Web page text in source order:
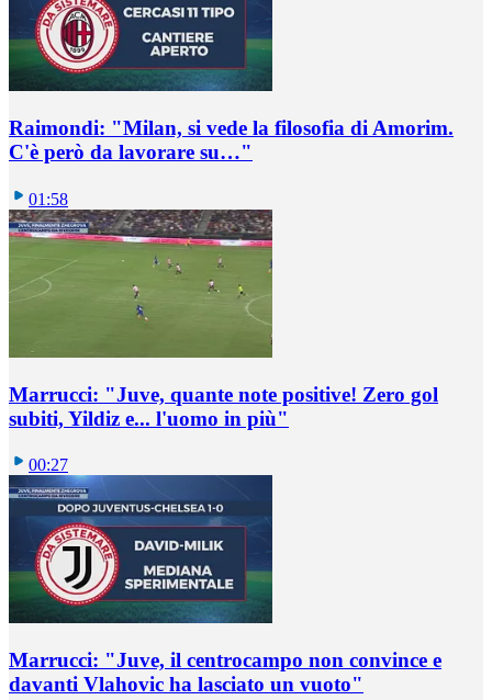
Raimondi: "Milan, si vede la filosofia di Amorim.
C'è però da lavorare su…"
01:58
Marrucci: "Juve, quante note positive! Zero gol
subiti, Yildiz e... l'uomo in più"
00:27
Marrucci: "Juve, il centrocampo non convince e
davanti Vlahovic ha lasciato un vuoto"